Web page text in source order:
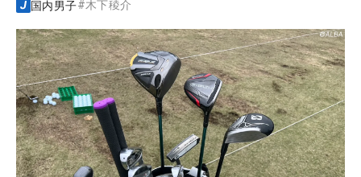
国内男子#木下稜介